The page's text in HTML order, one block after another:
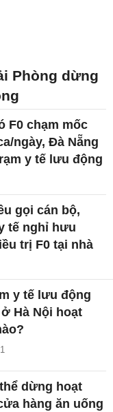
Phòng dừng
F0 chạm mốc
ngày, Đà Nẵng
y tế lưu động
gọi cán bộ,
tế nghỉ hưu
trị F0 tại nhà
y tế lưu động
Hà Nội hoạt
dừng hoạt
hàng ăn uống